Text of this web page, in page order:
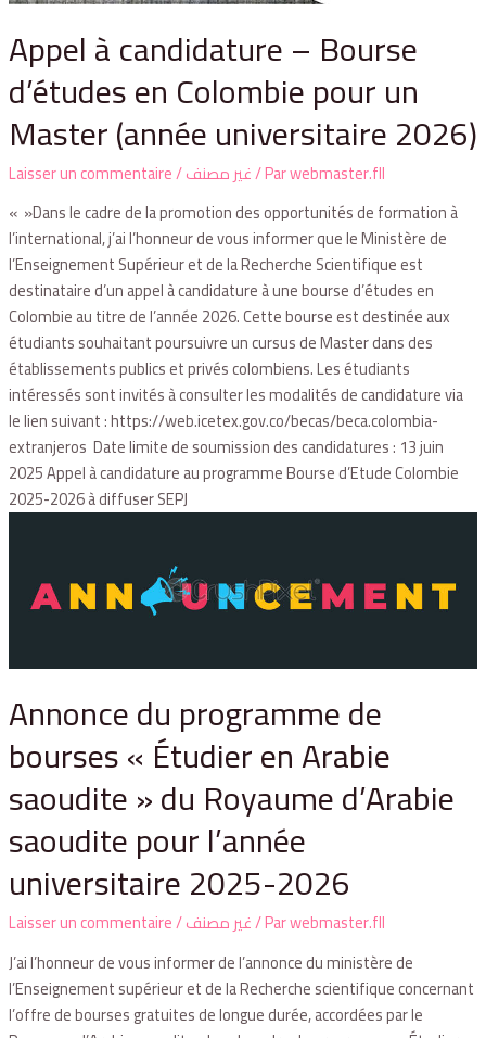
Appel à candidature – Bourse
d’études en Colombie pour un
Master (année universitaire 2026)
Laisser un commentaire/غير مصنف/ Parwebmaster.fll
« »Dans le cadre de la promotion des opportunités de formation à
l’international, j’ai l’honneur de vous informer que le Ministère de
l’Enseignement Supérieur et de la Recherche Scientifique est
destinataire d’un appel à candidature à une bourse d’études en
Colombie au titre de l’année 2026. Cette bourse est destinée aux
étudiants souhaitant poursuivre un cursus de Master dans des
établissements publics et privés colombiens. Les étudiants
intéressés sont invités à consulter les modalités de candidature via
le lien suivant : https://web.icetex.gov.co/becas/beca.colombia-
extranjeros Date limite de soumission des candidatures : 13 juin
2025 Appel à candidature au programme Bourse d’Etude Colombie
2025-2026 à diffuser SEPJ
Annonce du programme de
bourses « Étudier en Arabie
saoudite » du Royaume d’Arabie
saoudite pour l’année
universitaire 2025-2026
Laisser un commentaire/غير مصنف/ Parwebmaster.fll
J’ai l’honneur de vous informer de l’annonce du ministère de
l’Enseignement supérieur et de la Recherche scientifique concernant
l’offre de bourses gratuites de longue durée, accordées par le